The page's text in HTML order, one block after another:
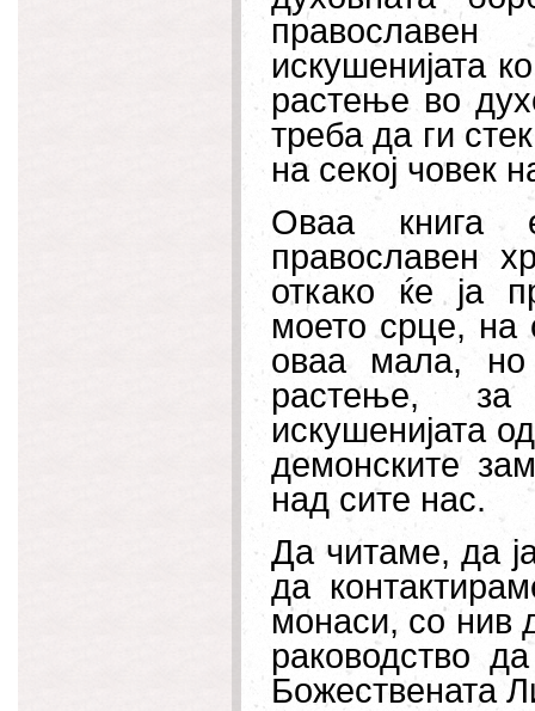
искушенијата
растење во
треба да ги
на секој човек
Оваа книга
православен
откако ќе ја
моето срце, на
оваа мала, но
растење, за
искушенијата
демонските
над сите нас.
Да читаме, да
да
монаси, со нив
раководство
Божествената